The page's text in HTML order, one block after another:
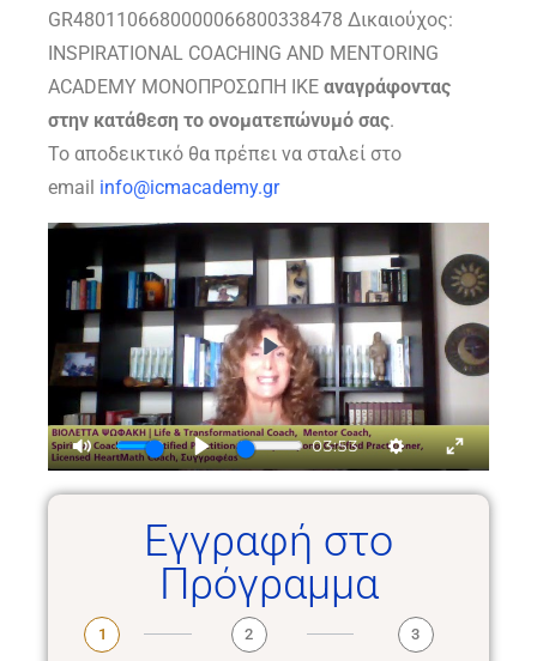
GR4801106680000066800338478 Δικαιούχος:
INSPIRATIONAL COACHING AND MENTORING
ACADEMY ΜΟΝΟΠΡΟΣΩΠΗ ΙΚΕ αναγράφοντας
στην κατάθεση το ονοματεπώνυμό σας.
Το αποδεικτικό θα πρέπει να σταλεί στο
email info@icmacademy.gr
Mute Play
03:53
SettingsEnter
Play
Εγγραφή στο
Πρόγραμμα
1 2 3